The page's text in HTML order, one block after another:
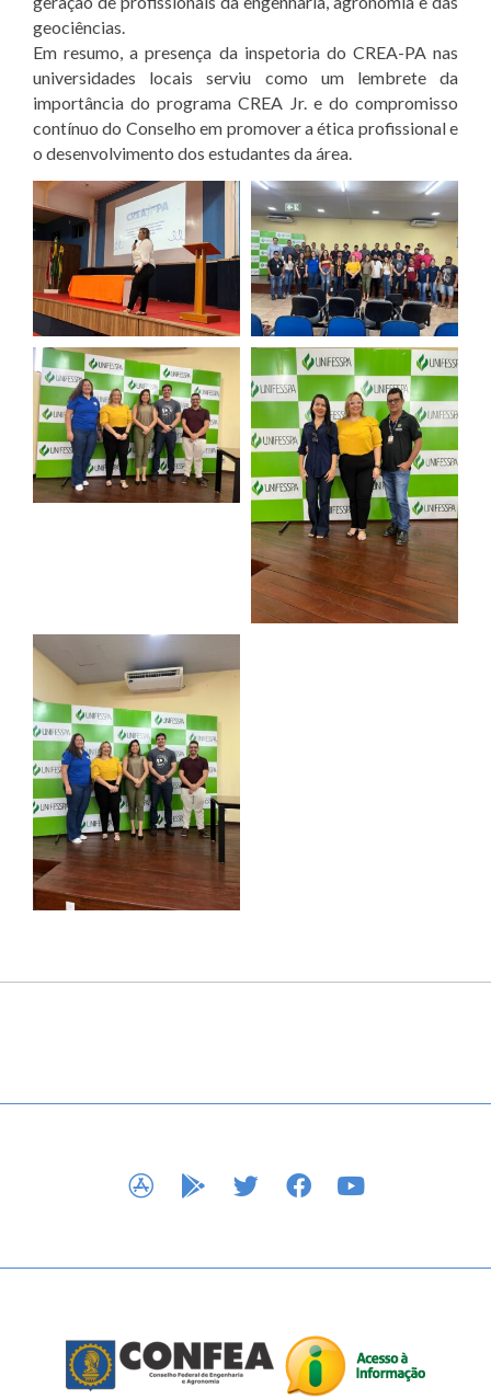
geociências.
Em resumo, a presença da inspetoria do CREA-PA nas
universidades locais serviu como um lembrete da
importância do programa CREA Jr. e do compromisso
contínuo do Conselho em promover a ética profissional e
o desenvolvimento dos estudantes da área.
APP STOREGOOGLE PLAY
TWITTERFACEBOOK